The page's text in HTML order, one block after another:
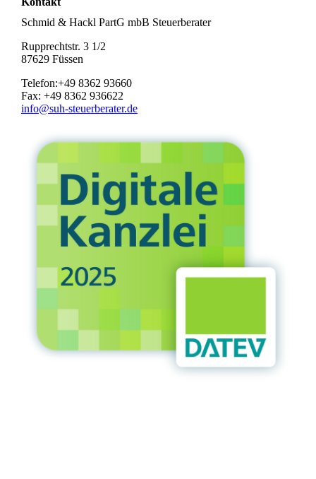
Schmid & Hackl PartG mbB Steuerberater
Rupprechtstr. 3 1/2
87629 Füssen
Telefon:+49 8362 93660
Fax: +49 8362 936622
info@suh-steuerberater.de